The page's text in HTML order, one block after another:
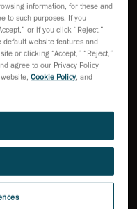
information, for these and
to such purposes. If you
or if you click “Reject,”
website features and
or clicking “Accept,” “Reject,”
agree to our Privacy Policy
website,Cookie Policy, and